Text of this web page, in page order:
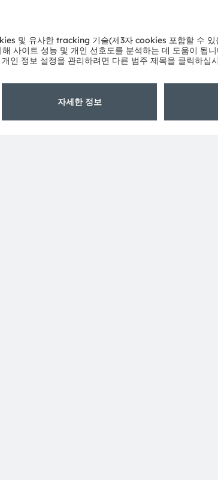
은 이해에 기반을 두고 있다. 120년 동안 ams
기에 이르기까지 시장을 움직이는 혁신 기술을 개
마트 모빌리티, 인공지능, 증강 현실, 스마트 의료,
집중하고 있다. 12,000개가 넘는 특허 등록 및 출
래소에 ams-OSRAM AG로 상장되어 있다(ISIN: